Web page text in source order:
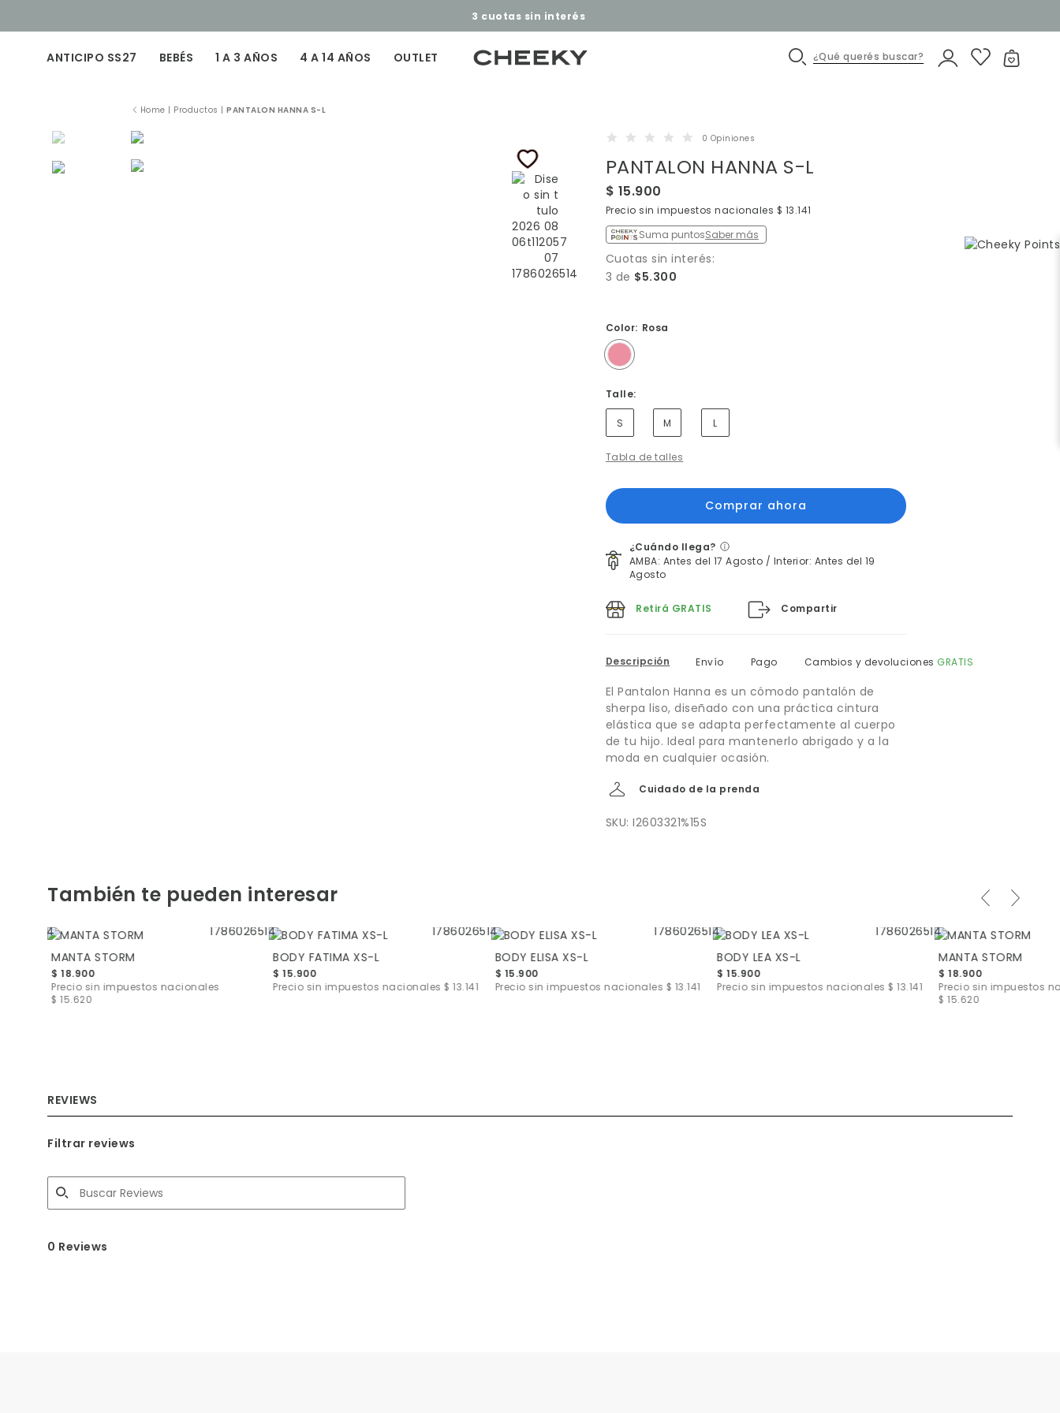
Retiro Pick Up Gratis ​​Ver más
ANTICIPO SS27 BEBÉS 1 A 3 AÑOS 4 A 14 AÑOS OUTLET ¿Qué querés buscar?
Home | Productos |PANTALON HANNA S-L
0 Opiniones
PANTALON HANNA S-L
$ 15.900
Precio sin impuestos nacionales $ 13.141
Suma puntosSaber más
Cuotas sin interés:
3 de $5.300
Color: Rosa
Talle:
S M L
Tabla de talles
¿Cuándo llega?
AMBA: Antes del 17 Agosto / Interior: Antes del 19
Agosto
Retirá GRATIS Compartir
Descripción Envío Pago Cambios y devoluciones GRATIS
El Pantalon Hanna es un cómodo pantalón de
sherpa liso, diseñado con una práctica cintura
elástica que se adapta perfectamente al cuerpo
de tu hijo. Ideal para mantenerlo abrigado y a la
moda en cualquier ocasión.
Cuidado de la prenda
SKU: I2603321%15S
También te pueden interesar
MANTA STORM
$ 18.900
Precio sin impuestos nacionales
$ 15.620
BODY FATIMA XS-L
$ 15.900
Precio sin impuestos nacionales$ 13.141
BODY ELISA XS-L
$ 15.900
Precio sin impuestos nacionales $ 13.141
BODY LEA XS-L
$ 15.900
Precio sin impuestos nacionales $ 13.141
MANTA STORM
$ 18.900
Precio sin impuestos
$ 15.620
REVIEWS
Filtrar reviews
0 Reviews